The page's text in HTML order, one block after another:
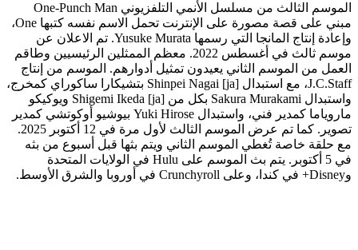
الموسم الثالث من مسلسل الأنمي التلفزيوني One-Punch Man
مبني على قصة مصورة على الإنترنت تحمل الاسم نفسه كتبها One،
وإعادة إنتاج المانجا التي رسمها Yusuke Murata. تم الاعلان عن
موسم ثالث في أغسطس 2022. معظم الممثلين الرئيسيين وطاقم
العمل من الموسم الثاني يعيدون تمثيل أدوارهم. الموسم من إنتاج
J.C.Staff، مع استبدال Shinpei Nagai [ja] بتشيكارا ساكوراي كمخرج،
واستبدال Sakura Murakami بكل من Shigemi Ikeda [ja] ويوكيكو
ماروياما كمدير فني، واستبدال Yuki Hirose بيوشيو أوكوتشي كمدير
تصوير. كما تم عرض الموسم الثالث لأول مرة في 12 أكتوبر 2025.
مع حلقة خاصة تُغطي الموسم الثاني ويتم بثها قبل أسبوع من بثه
في 5 أكتوبر. يتم بث الموسم على Hulu في الولايات المتحدة
وDisney+ في كندا، وعلى Crunchyroll في أوروبا والشرق الأوسط.